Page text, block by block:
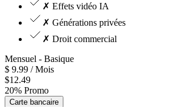
✗ Effets vidéo IA
✗ Générations privées
✗ Droit commercial
Mensuel - Basique
$ 9.99 / Mois
$12.49
20% Promo
Carte bancaire